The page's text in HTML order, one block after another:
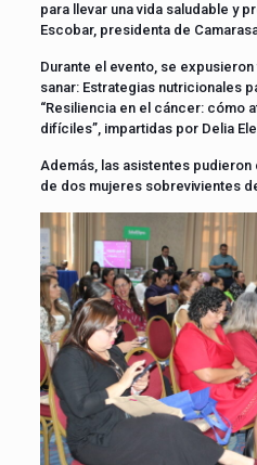
para llevar una vida saludable y
Escobar, presidenta de
Durante el evento, se
sanar: Estrategias nutricionales
“Resiliencia en el cáncer: cómo
difíciles”, impartidas por Delia
Además, las asistentes
de dos mujeres sobrevivientes